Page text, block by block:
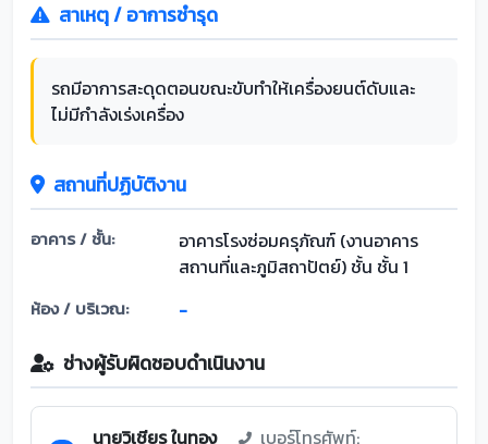
สาเหตุ / อาการชำรุด
รถมีอาการสะดุดตอนขณะขับทำให้เครื่องยนต์ดับและ
ไม่มีกำลังเร่งเครื่อง
สถานที่ปฏิบัติงาน
อาคาร / ชั้น:
อาคารโรงซ่อมครุภัณฑ์ (งานอาคาร
สถานที่และภูมิสถาปัตย์) ชั้น ชั้น 1
ห้อง / บริเวณ: -
ช่างผู้รับผิดชอบดำเนินงาน
นายวิเชียร ในทอง
เบอร์โทรศัพท์: